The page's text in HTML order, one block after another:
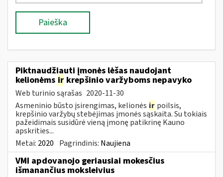
Paieška
Piktnaudžiauti įmonės lėšas naudojant
kelionėms ir krepšinio varžyboms nepavyko
Web turinio sąrašas 2020-11-30
Asmeninio būsto įsirengimas, kelionės ir poilsis,
krepšinio varžybų stebėjimas įmonės sąskaita. Su tokiais
pažeidimais susidūrė vieną įmonę patikrinę Kauno
apskrities...
Metai: 2020 Pagrindinis: Naujiena
VMI apdovanojo geriausiai mokesčius
išmanančius moksleivius